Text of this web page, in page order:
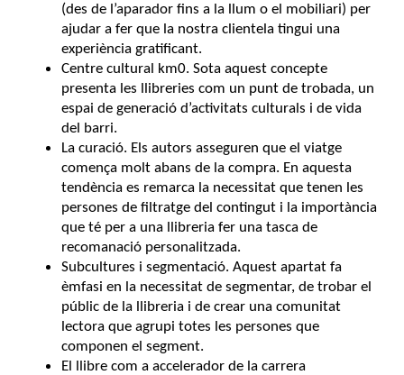
(des de l’aparador fins a la llum o el mobiliari) per
ajudar a fer que la nostra clientela tingui una
experiència gratificant.
Centre cultural km0. Sota aquest concepte
presenta les llibreries com un punt de trobada, un
espai de generació d’activitats culturals i de vida
del barri.
La curació. Els autors asseguren que el viatge
comença molt abans de la compra. En aquesta
tendència es remarca la necessitat que tenen les
persones de filtratge del contingut i la importància
que té per a una llibreria fer una tasca de
recomanació personalitzada.
Subcultures i segmentació. Aquest apartat fa
èmfasi en la necessitat de segmentar, de trobar el
públic de la llibreria i de crear una comunitat
lectora que agrupi totes les persones que
componen el segment.
El llibre com a accelerador de la carrera